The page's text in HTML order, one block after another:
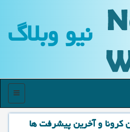
نیو وبلاگ
منو
كرونا و آخرین پیشرفت ها